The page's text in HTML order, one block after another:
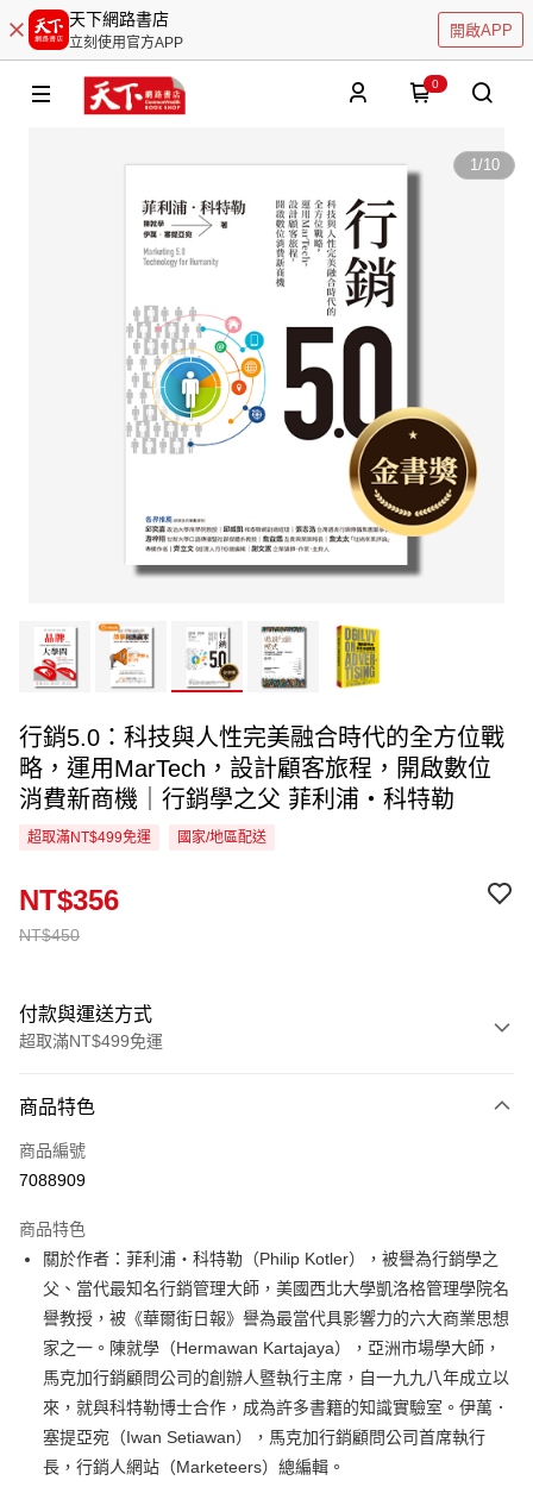
天下網路書店
立刻使用官方APP
開啟APP
0
1/10
行銷5.0：科技與人性完美融合時代的全方位戰
略，運用MarTech，設計顧客旅程，開啟數位
消費新商機｜行銷學之父 菲利浦‧科特勒
超取滿NT$499免運 國家/地區配送
NT$450
NT$356
付款與運送方式
超取滿NT$499免運
信用卡一次付款
超商取貨付款
Apple Pay
街口支付
悠遊付
ATM付款
運送方式
商品特色
商品編號
7088909
商品特色
關於作者：菲利浦‧科特勒（Philip Kotler），被譽為行銷學之
父、當代最知名行銷管理大師，美國西北大學凱洛格管理學院名
譽教授，被《華爾街日報》譽為最當代具影響力的六大商業思想
家之一。陳就學（Hermawan Kartajaya），亞洲市場學大師，
馬克加行銷顧問公司的創辦人暨執行主席，自一九九八年成立以
來，就與科特勒博士合作，成為許多書籍的知識實驗室。伊萬．
塞提亞宛（Iwan Setiawan），馬克加行銷顧問公司首席執行
長，行銷人網站（Marketeers）總編輯。